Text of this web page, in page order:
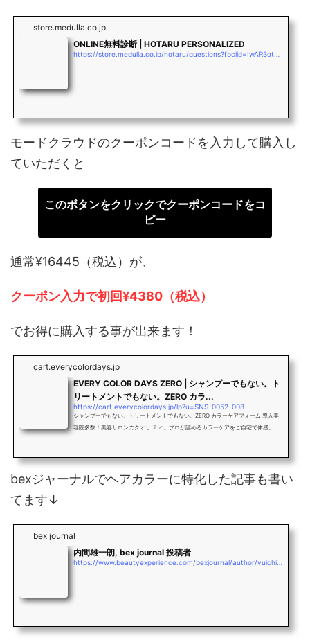
store.medulla.co.jp
ONLINE無料診断 | HOTARU PERSONALIZED
モードクラウドのクーポンコードを入力して購入し
ていただくと
このボタンをクリックでクーポンコードをコ
ピー
通常¥16445（税込）が、
クーポン入力で初回¥4380（税込）
でお得に購入する事が出来ます！
cart.everycolordays.jp
EVERY COLOR DAYS ZERO | シャンプーでもない。ト
リートメントでもない。ZERO カラ...
https://cart.everycolordays.jp/lp?u=SNS-0052-008
シャンプーでもない。トリートメントでもない。ZERO カラーケアフォーム 導入美
容院多数！美容サロンのクオリ ティ、プロが認めるカラーケアをご自宅で体感。毎
bexジャーナルでヘアカラーに特化した記事も書い
てます↓
bex journal
内間雄一朗, bex journal 投稿者